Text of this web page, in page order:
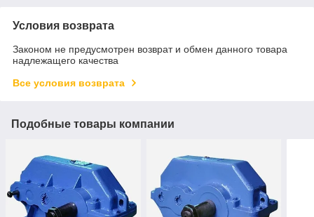
Условия возврата
Законом не предусмотрен возврат и обмен данного товара
надлежащего качества
Все условия возврата
Подобные товары компании